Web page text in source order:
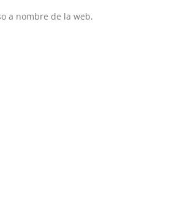
a nombre de la web.